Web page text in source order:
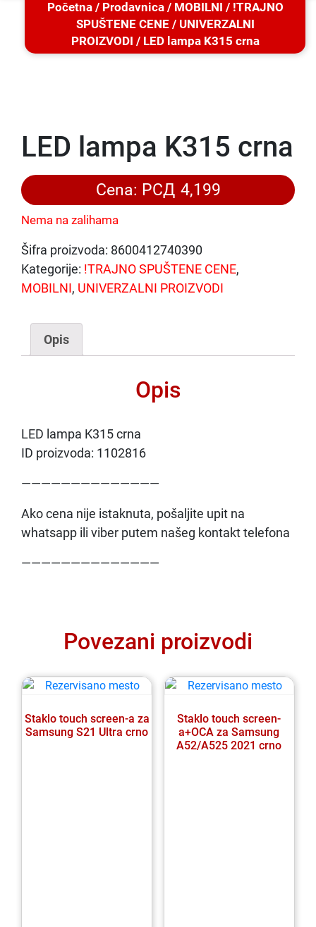
Početna/ Prodavnica/ MOBILNI / !TRAJNO
SPUŠTENE CENE/ UNIVERZALNI
PROIZVODI / LED lampa K315 crna
LED lampa K315 crna
Cena: РСД 4,199
Nema na zalihama
Šifra proizvoda: 8600412740390
Kategorije: !TRAJNO SPUŠTENE CENE,
MOBILNI, UNIVERZALNI PROIZVODI
Opis
Opis
LED lampa K315 crna
ID proizvoda: 1102816
——————————————
Ako cena nije istaknuta, pošaljite upit na
whatsapp ili viber putem našeg kontakt telefona
——————————————
Povezani proizvodi
Staklo touch screen-a za
Samsung S21 Ultra crno
Staklo touch screen-
a+OCA za Samsung
A52/A525 2021 crno